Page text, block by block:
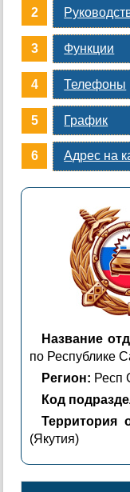
Функции
Телефоны
График
Адрес на
Название
по Республике
Регион: Респ
Код
Территория
(Якутия)